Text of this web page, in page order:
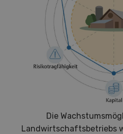
Die
Landwirtschaftsbetriebs